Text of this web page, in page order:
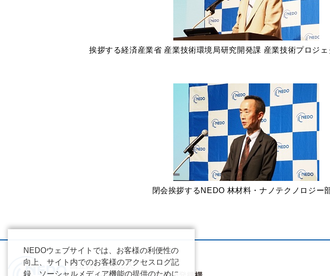
挨拶する経済産業省 産業技術環境局研究開発課 産業技術プロジ
閉会挨拶するNEDO 林材料・ナノテクノロジー
NEDOウェブサイトでは、お客様の利便性の
向上、サイト内でのお客様のアクセスログ記
録、ソーシャルメディア機能の提供のために